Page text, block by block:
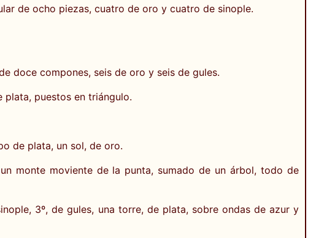
de ocho piezas, cuatro de oro y cuatro de sinople.
doce compones, seis de oro y seis de gules.
plata, puestos en triángulo.
de plata, un sol, de oro.
monte moviente de la punta, sumado de un árbol, todo de
3º, de gules, una torre, de plata, sobre ondas de azur y